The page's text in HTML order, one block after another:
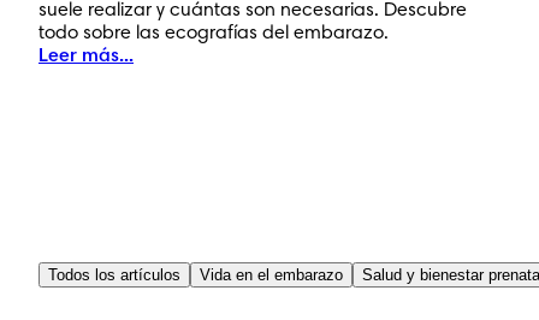
suele realizar y cuántas son necesarias. Descubre
todo sobre las ecografías del embarazo.
Leer más...
Todos los artículos Vida en el embarazo Salud y bienestar